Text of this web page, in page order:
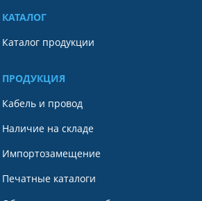
КАТАЛОГ
Каталог продукции
ПРОДУКЦИЯ
Кабель и провод
Наличие на складе
Импортозамещение
Печатные каталоги